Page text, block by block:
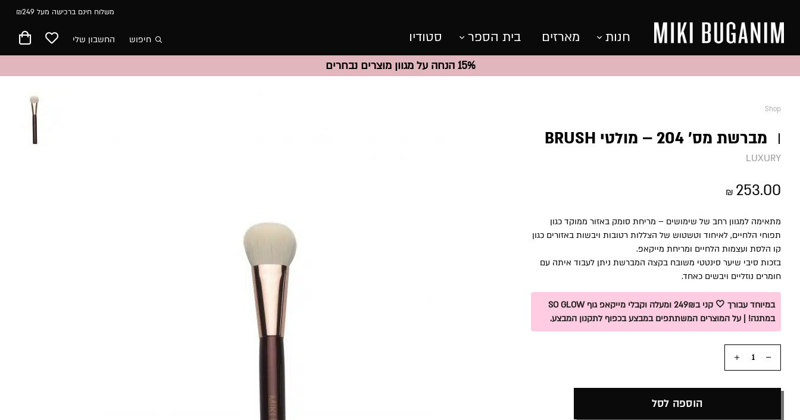
משלוח חינם ברכישה מעל ₪249
חנות מארזים בית הספר סטודיו חיפוש החשבון שלי
15% הנחה על מגוון מוצרים נבחרים
Shop
מברשת מס’ 204 – מולטי BRUSH
LUXURY
₪ 253.00
מתאימה למגוון רחב של שימושים – מריחת סומק באזור ממוקד כגון
תפוחי הלחיים, לאיחוד וטשטוש של הצללות רטובות ויבשות באזורים כגון
קו הלסת ועצמות הלחיים ומריחת מייקאפ.
בזכות סיבי שיער סינטטי משובח בקצה המברשת ניתן לעבוד איתה עם
חומרים נוזליים ויבשים כאחד.
במיוחד עבורך 🤍 קני ב249₪ ומעלה וקבלי מייקאפ גוף SO GLOW
במתנה! | על המוצרים המשתתפים במבצע בכפוף לתקנון המבצע.
כמות
הוספה לסל